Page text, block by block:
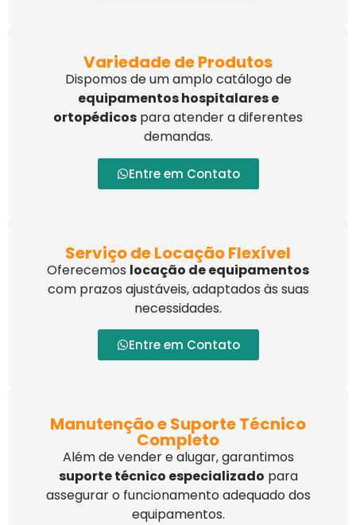
Variedade de Produtos
Dispomos de um amplo catálogo de
equipamentos hospitalares e
ortopédicos para atender a diferentes
demandas.
Entre em Contato
Serviço de Locação Flexível
Oferecemos locação de equipamentos
com prazos ajustáveis, adaptados às suas
necessidades.
Entre em Contato
Manutenção e Suporte Técnico
Completo
Além de vender e alugar, garantimos
suporte técnico especializado para
assegurar o funcionamento adequado dos
equipamentos.